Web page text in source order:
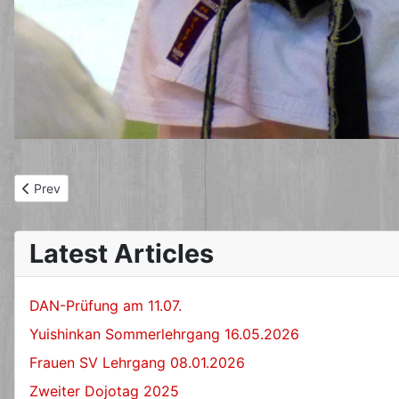
Previous article: Kata-Lehrgang am 07.10.2012 mit Fritz Nöpel
Prev
Latest Articles
DAN-Prüfung am 11.07.
Yuishinkan Sommerlehrgang 16.05.2026
Frauen SV Lehrgang 08.01.2026
Zweiter Dojotag 2025